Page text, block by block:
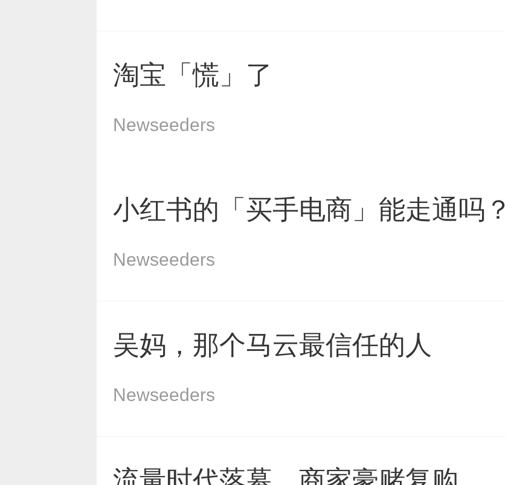
淘宝「慌」了
Newseeders
小红书的「买手电商」能走通吗？
Newseeders
吴妈，那个马云最信任的人
Newseeders